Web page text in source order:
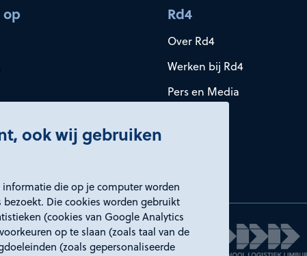
ook wij gebruiken
die op je computer worden
Die cookies worden gebruikt
(cookies van Google Analytics
op te slaan (zoals taal van de
(zoals gepersonaliseerde
op
Rd4
Over Rd4
Werken bij Rd4
Pers en Media